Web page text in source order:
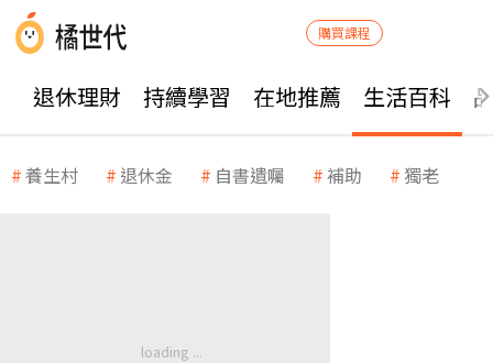
購買課程
退休理財 持續學習 在地推薦 生活百科
養生村 退休金 自書遺囑 補助 獨老